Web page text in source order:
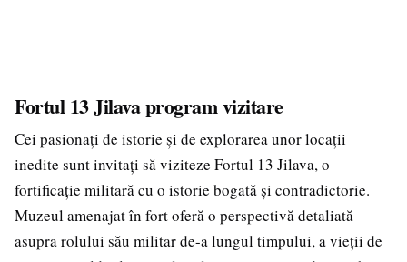
Fortul 13 Jilava program vizitare
Cei pasionați de istorie și de explorarea unor locații
inedite sunt invitați să viziteze Fortul 13 Jilava, o
fortificație militară cu o istorie bogată și contradictorie.
Muzeul amenajat în fort oferă o perspectivă detaliată
asupra rolului său militar de-a lungul timpului, a vieții de